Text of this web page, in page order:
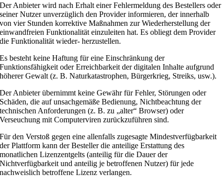
Der Anbieter wird nach Erhalt einer Fehlermeldung des Bestellers oder
seiner Nutzer unverzüglich den Provider informieren, der innerhalb
von vier Stunden korrektive Maßnahmen zur Wiederherstellung der
einwandfreien Funktionalität einzuleiten hat. Es obliegt dem Provider
die Funktionalität wieder- herzustellen.
Es besteht keine Haftung für eine Einschränkung der
Funktionsfähigkeit oder Erreichbarkeit der digitalen Inhalte aufgrund
höherer Gewalt (z. B. Naturkatastrophen, Bürgerkrieg, Streiks, usw.).
Der Anbieter übernimmt keine Gewähr für Fehler, Störungen oder
Schäden, die auf unsachgemäße Bedienung, Nichtbeachtung der
technischen Anforderungen (z. B. zu „alter“ Browser) oder
Verseuchung mit Computerviren zurückzuführen sind.
Für den Verstoß gegen eine allenfalls zugesagte Mindestverfügbarkeit
der Plattform kann der Besteller die anteilige Erstattung des
monatlichen Lizenzentgelts (anteilig für die Dauer der
Nichtverfügbarkeit und anteilig je betroffenen Nutzer) für jede
nachweislich betroffene Lizenz verlangen.